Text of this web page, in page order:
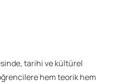
tarihi ve kültürel
hem teorik hem